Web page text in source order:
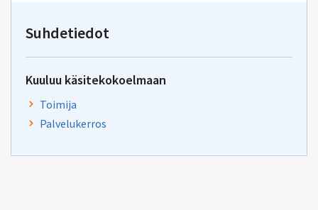
Suhdetiedot
Kuuluu käsitekokoelmaan
Toimija
Palvelukerros